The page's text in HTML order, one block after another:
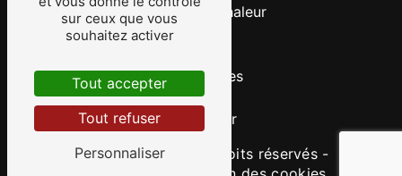
mise en service pompe à chaleur
adoucisseur d'eau
installation panneaux solaires
rénovation énergétique
dépannage pompe à chaleur
Vistalid- 2026 - Tous droits réservés -
sur ceux que vous
souhaitez activer
Tout accepter
Tout refuser
Personnaliser